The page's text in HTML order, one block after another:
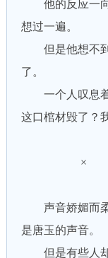
他的反应一向
想过一遍。
但是他想不到
了。
一个人叹息着
这口棺材毁了？
声音娇媚而柔
是唐玉的声音。
但是有些人却